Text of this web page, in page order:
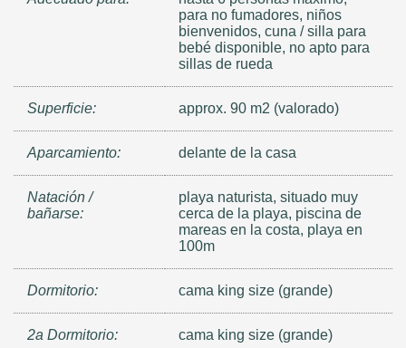
para no fumadores, niños
bienvenidos, cuna / silla para
bebé disponible, no apto para
sillas de rueda
Superficie: approx. 90 m2 (valorado)
Aparcamiento: delante de la casa
Natación /
bañarse:
playa naturista, situado muy
cerca de la playa, piscina de
mareas en la costa, playa en
100m
Dormitorio: cama king size (grande)
2a Dormitorio: cama king size (grande)